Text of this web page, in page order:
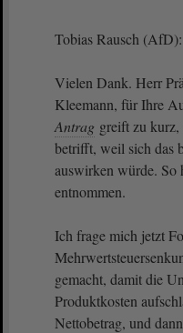
Tobias Rausch (AfD):
Vielen Dank. Herr
Kleemann, für Ihre
Antrag greift zu kurz,
betrifft, weil sich das
auswirken würde. So
entnommen.
Ich frage mich jetzt
gemacht, damit die
Produktkosten
Nettobetrag, und